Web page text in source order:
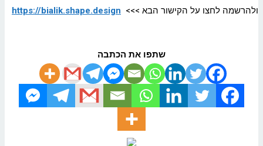
ולהרשמה לחצו על הקישור הבא >>> https://bialik.shape.design
שתפו את הכתבה